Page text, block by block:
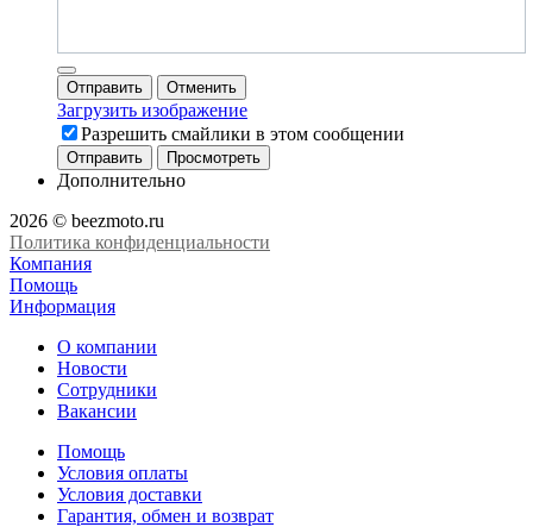
Отправить Отменить
Загрузить изображение
Разрешить смайлики в этом сообщении
Дополнительно
2026 © beezmoto.ru
Политика конфиденциальности
Компания
Помощь
Информация
О компании
Новости
Сотрудники
Вакансии
Помощь
Условия оплаты
Условия доставки
Гарантия, обмен и возврат